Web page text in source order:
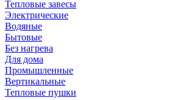
Тепловые завесы
Электрические
Водяные
Бытовые
Без нагрева
Для дома
Промышленные
Вертикальные
Тепловые пушки